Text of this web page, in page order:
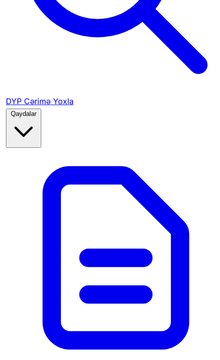
DYP Cərimə Yoxla
Qaydalar